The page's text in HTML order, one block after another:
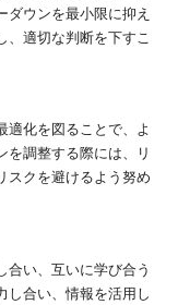
ウンを最小限に抑え
、適切な判断を下すこ
適化を図ることで、よ
を調整する際には、リ
スクを避けるよう努め
合い、互いに学び合う
し合い、情報を活用し